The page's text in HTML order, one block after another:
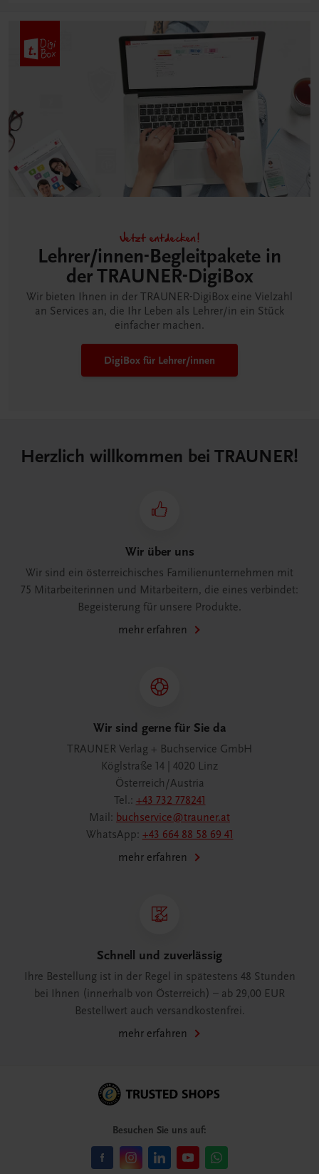
Jetzt entdecken!
Lehrer/innen-Begleitpakete in
der TRAUNER-DigiBox
Wir bieten Ihnen in der TRAUNER-DigiBox eine Vielzahl
an Services an, die Ihr Leben als Lehrer/in ein Stück
einfacher machen.
DigiBox für Lehrer/innen
Herzlich willkommen bei TRAUNER!
Wir über uns
Wir sind ein österreichisches Familienunternehmen mit
75 Mitarbeiterinnen und Mitarbeitern, die eines verbindet:
Begeisterung für unsere Produkte.
mehr erfahren
Wir sind gerne für Sie da
TRAUNER Verlag + Buchservice GmbH
Köglstraße 14 | 4020 Linz
Österreich/Austria
Tel.: +43 732 778241
Mail: buchservice@trauner.at
WhatsApp: +43 664 88 58 69 41
mehr erfahren
Schnell und zuverlässig
Ihre Bestellung ist in der Regel in spätestens 48 Stunden
bei Ihnen (innerhalb von Österreich) – ab 29,00 EUR
Bestellwert auch versandkostenfrei.
mehr erfahren
Besuchen Sie uns auf: